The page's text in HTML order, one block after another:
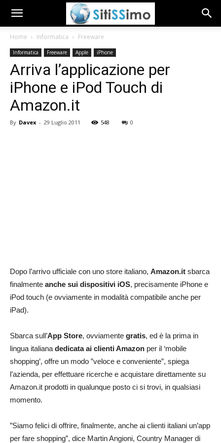
Home Informatica Freeware
Informatica Freeware Apple iPhone
Arriva l’applicazione per
iPhone e iPod Touch di
Amazon.it
By Davex - 29 Luglio 2011 548 0
Dopo l’arrivo ufficiale con uno store italiano, Amazon.it sbarca
finalmente anche sui dispositivi iOS, precisamente iPhone e
iPod touch (e ovviamente in modalità compatibile anche per
iPad).
Sbarca sull’App Store, ovviamente gratis, ed è la prima in
lingua italiana dedicata ai clienti Amazon per il ‘mobile
shopping’, offre un modo ”veloce e conveniente”, spiega
l’azienda, per effettuare ricerche e acquistare direttamente su
Amazon.it prodotti in qualunque posto ci si trovi, in qualsiasi
momento.
”Siamo felici di offrire, finalmente, anche ai clienti italiani un’app
per fare shopping”, dice Martin Angioni, Country Manager di